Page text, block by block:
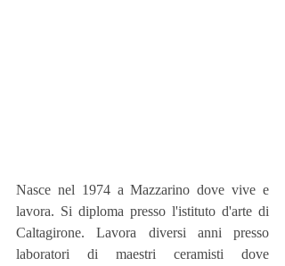
Nasce nel 1974 a Mazzarino dove vive e
lavora. Si diploma presso l'istituto d'arte di
Caltagirone. Lavora diversi anni presso
laboratori di maestri ceramisti dove